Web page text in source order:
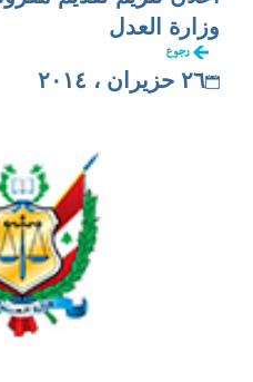
وزارة العدل
رجوع
٢٦ حزيران ، ٢٠١٤